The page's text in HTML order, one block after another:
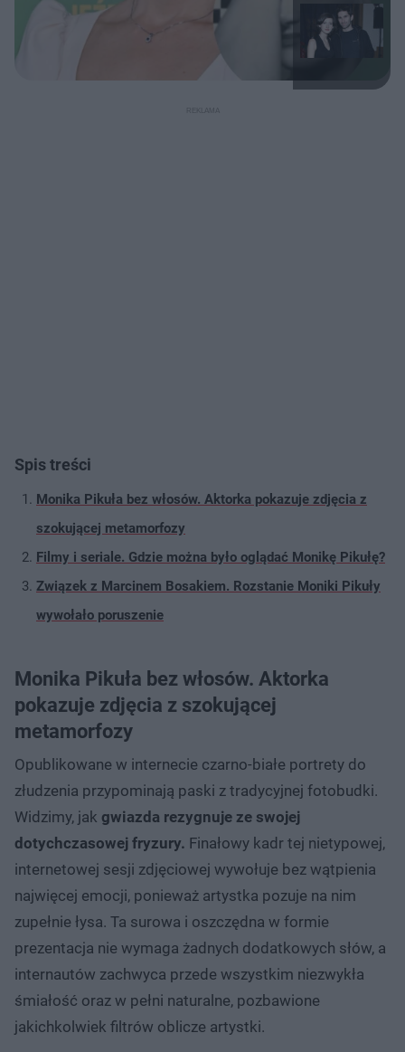
Spis treści
Monika Pikuła bez włosów. Aktorka pokazuje zdjęcia z
szokującej metamorfozy
Filmy i seriale. Gdzie można było oglądać Monikę Pikułę?
Związek z Marcinem Bosakiem. Rozstanie Moniki Pikuły
wywołało poruszenie
Monika Pikuła bez włosów. Aktorka
pokazuje zdjęcia z szokującej
metamorfozy
Opublikowane w internecie czarno-białe portrety do
złudzenia przypominają paski z tradycyjnej fotobudki.
Widzimy, jak gwiazda rezygnuje ze swojej
dotychczasowej fryzury. Finałowy kadr tej nietypowej,
internetowej sesji zdjęciowej wywołuje bez wątpienia
najwięcej emocji, ponieważ artystka pozuje na nim
zupełnie łysa. Ta surowa i oszczędna w formie
prezentacja nie wymaga żadnych dodatkowych słów, a
internautów zachwyca przede wszystkim niezwykła
śmiałość oraz w pełni naturalne, pozbawione
jakichkolwiek filtrów oblicze artystki.